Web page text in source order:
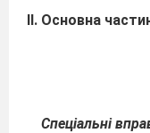
ІІ. Основна
Спеціальні